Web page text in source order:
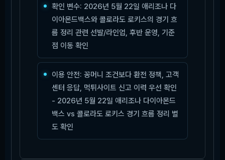
확인 변수: 2026년 5월 22일 애리조나 다
이아몬드백스와 콜로라도 로키스의 경기 흐
름 정리 관련 선발/라인업, 후반 운영, 기준
점 이동 확인
이용 안전: 꽁머니 조건보다 환전 정책, 고객
센터 응답, 먹튀사이트 신고 이력 우선 확인
- 2026년 5월 22일 애리조나 다이아몬드
백스 vs 콜로라도 로키스 경기 흐름 정리 별
도 확인